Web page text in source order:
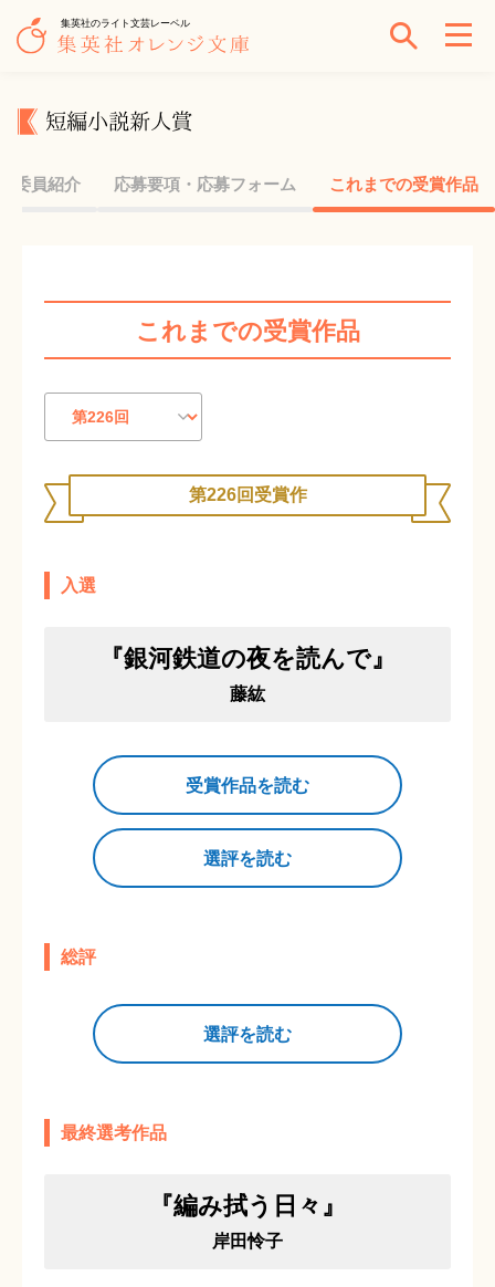
集英社のライト文芸レーベル
短編小説新人賞
委員紹介 応募要項・応募フォーム これまでの受賞作品
これまでの受賞作品
第226回受賞作
入選
『銀河鉄道の夜を読んで』
藤紘
受賞作品を読む
選評を読む
総評
選評を読む
最終選考作品
『編み拭う日々』
岸田怜子